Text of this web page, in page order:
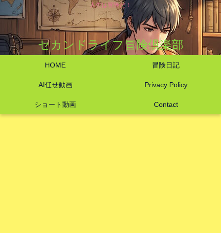
人生は冒険だ！
セカンドライフ冒険倶楽部
HOME 冒険日記
AI任せ動画 Privacy Policy
ショート動画 Contact